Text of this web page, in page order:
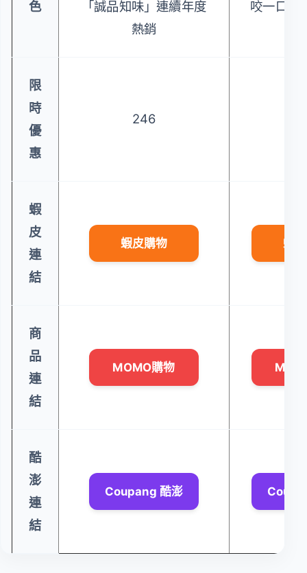
色
「誠品知味」連續年度
熱銷
咬一口嘴
限
時
優
惠
246
蝦
皮
連
結
蝦皮購物 蝦
商
品
連
結
MOMO購物
酷
澎
連
結
Coupang 酷澎